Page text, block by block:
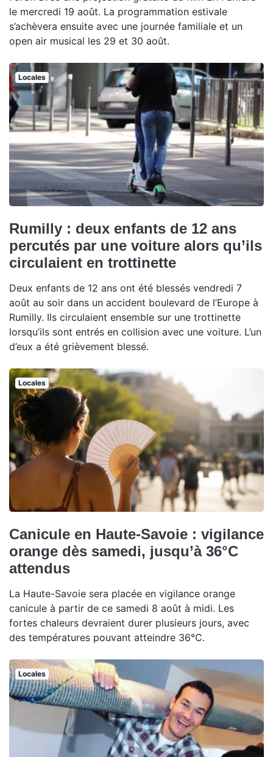
le mercredi 19 août. La programmation estivale
s’achèvera ensuite avec une journée familiale et un
open air musical les 29 et 30 août.
Locales
Rumilly : deux enfants de 12 ans
percutés par une voiture alors qu’ils
circulaient en trottinette
Deux enfants de 12 ans ont été blessés vendredi 7
août au soir dans un accident boulevard de l’Europe à
Rumilly. Ils circulaient ensemble sur une trottinette
lorsqu’ils sont entrés en collision avec une voiture. L’un
d’eux a été grièvement blessé.
Locales
Canicule en Haute-Savoie : vigilance
orange dès samedi, jusqu’à 36°C
attendus
La Haute-Savoie sera placée en vigilance orange
canicule à partir de ce samedi 8 août à midi. Les
fortes chaleurs devraient durer plusieurs jours, avec
des températures pouvant atteindre 36°C.
Locales